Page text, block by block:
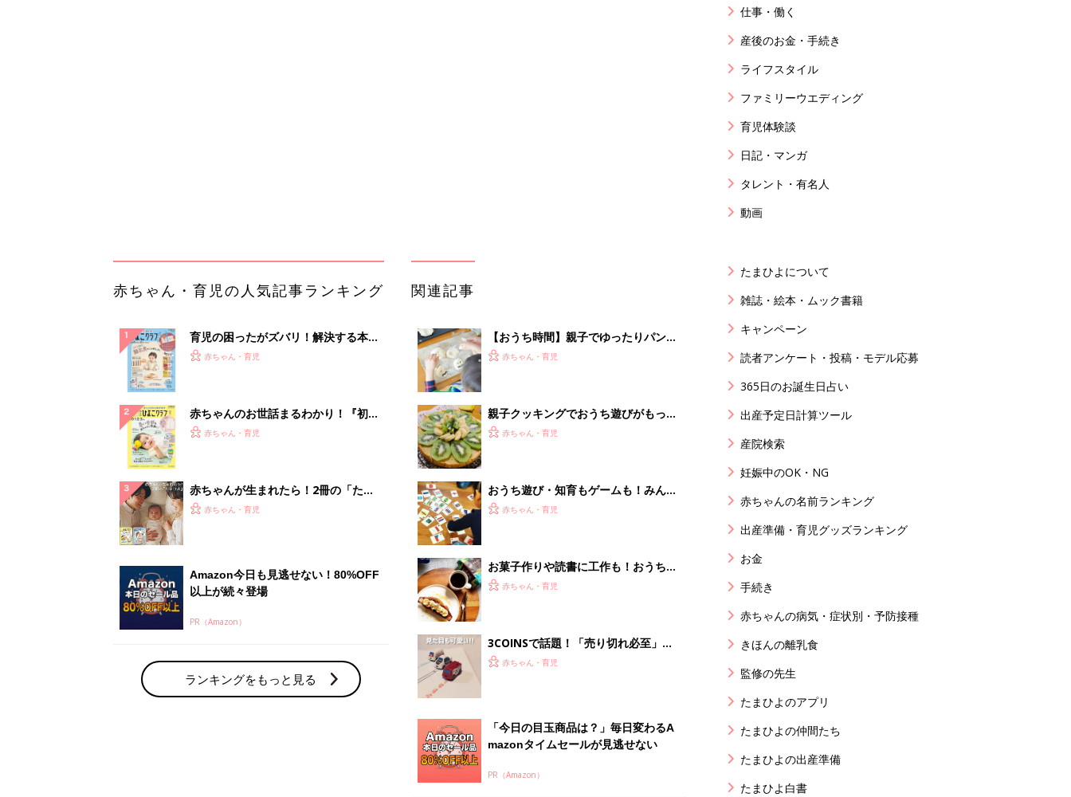
以上が続々登場
PR（Amazon）
ランキングをもっと見る
ッズ新作5選
mazonタイムセールが見逃せない
PR（Amazon）
赤ちゃん・育児の人気テーマ
育児日記・マンガ
離乳食はいつから？進め方は？「たまひよ きほんの離
授乳の悩みや初めての離乳食作りに役立つ
子育てとお金
仕事・働く
産後のお金・手続き
ライフスタイル
ファミリーウエディング
育児体験談
日記・マンガ
タレント・有名人
動画
たまひよについて
雑誌・絵本・ムック書籍
キャンペーン
読者アンケート・投稿・モデル応募
365日のお誕生日占い
出産予定日計算ツール
産院検索
妊娠中のOK・NG
赤ちゃんの名前ランキング
出産準備・育児グッズランキング
お金
手続き
赤ちゃんの病気・症状別・予防接種
きほんの離乳食
監修の先生
たまひよのアプリ
たまひよの仲間たち
たまひよの出産準備
たまひよ白書